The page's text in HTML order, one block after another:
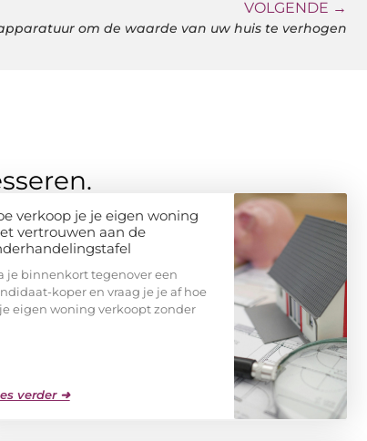
VOLGENDE →
om de waarde van uw huis te verhogen
verkoop je je eigen woning
vertrouwen aan de
je binnenkort tegenover een
koper en vraag je je af hoe
eigen woning verkoopt zonder
verder ➜